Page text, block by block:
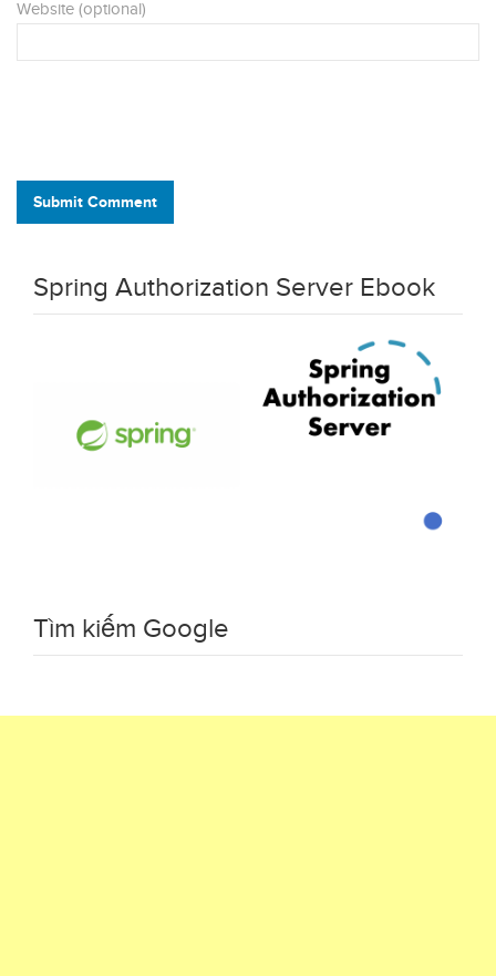
Website (optional)
Submit Comment
Spring Authorization Server Ebook
Tìm kiếm Google